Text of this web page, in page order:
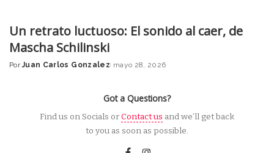
Un retrato luctuoso: El sonido al caer, de
Mascha Schilinski
Posted
Por Juan Carlos Gonzalez mayo 28, 2026
Got a Questions?
Find us on Socials orContact us and we’ll get back
to you as soon as possible.